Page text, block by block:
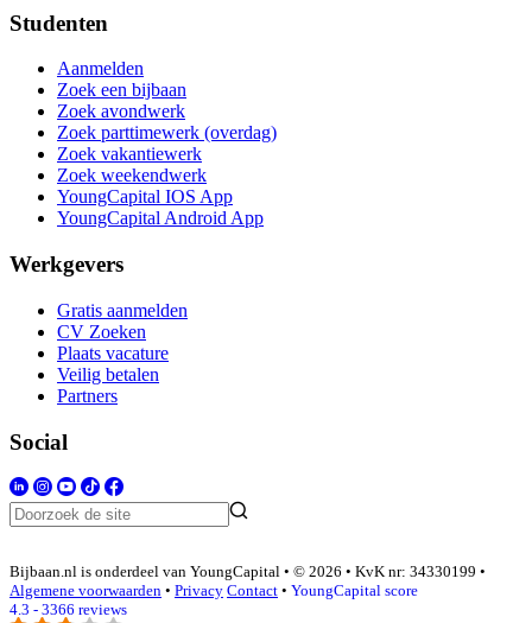
Studenten
Aanmelden
Zoek een bijbaan
Zoek avondwerk
Zoek parttimewerk (overdag)
Zoek vakantiewerk
Zoek weekendwerk
YoungCapital IOS App
YoungCapital Android App
Werkgevers
Gratis aanmelden
CV Zoeken
Plaats vacature
Veilig betalen
Partners
Social
Bijbaan.nl is onderdeel van YoungCapital • © 2026 • KvK nr: 34330199 •
Algemene voorwaarden • Privacy Contact • YoungCapital score
4.3 - 3366 reviews